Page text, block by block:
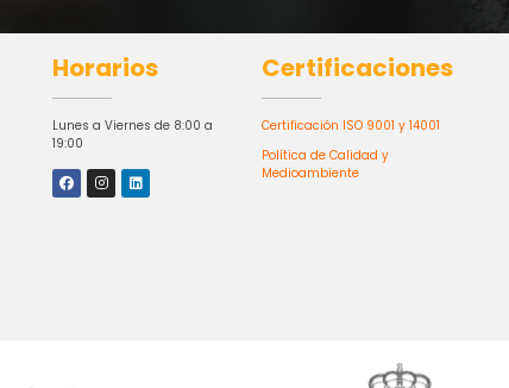
Horarios
Lunes a Viernes de 8:00 a
19:00
Certificaciones
Certificación ISO 9001 y 14001
Política de Calidad y
Medioambiente